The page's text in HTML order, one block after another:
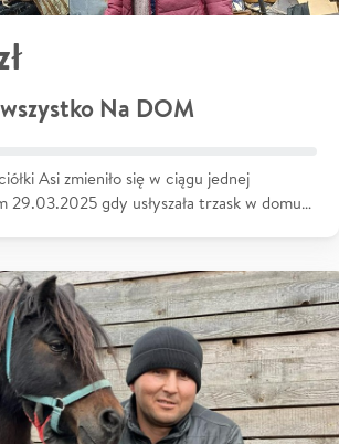
Na DOM
Asi zmieniło się w ciągu jednej
29.03.2025 gdy usłyszała trzask w domu…